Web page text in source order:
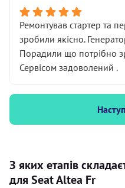
Ремонтував стартер та
зробили якісно.
Порадили що потрібно
Сервісом задоволений .
З яких етапів
для Seat Altea Fr